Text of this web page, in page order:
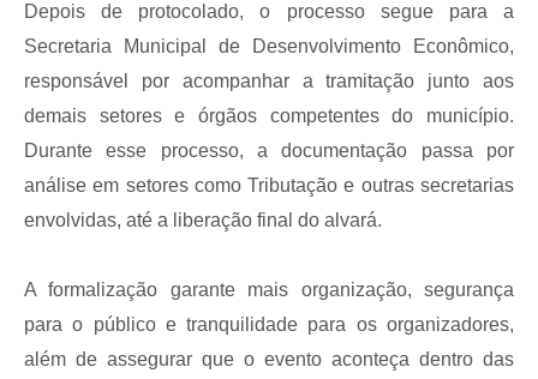
Depois de protocolado, o processo segue para a
Secretaria Municipal de Desenvolvimento Econômico,
responsável por acompanhar a tramitação junto aos
demais setores e órgãos competentes do município.
Durante esse processo, a documentação passa por
análise em setores como Tributação e outras secretarias
envolvidas, até a liberação final do alvará.
A formalização garante mais organização, segurança
para o público e tranquilidade para os organizadores,
além de assegurar que o evento aconteça dentro das